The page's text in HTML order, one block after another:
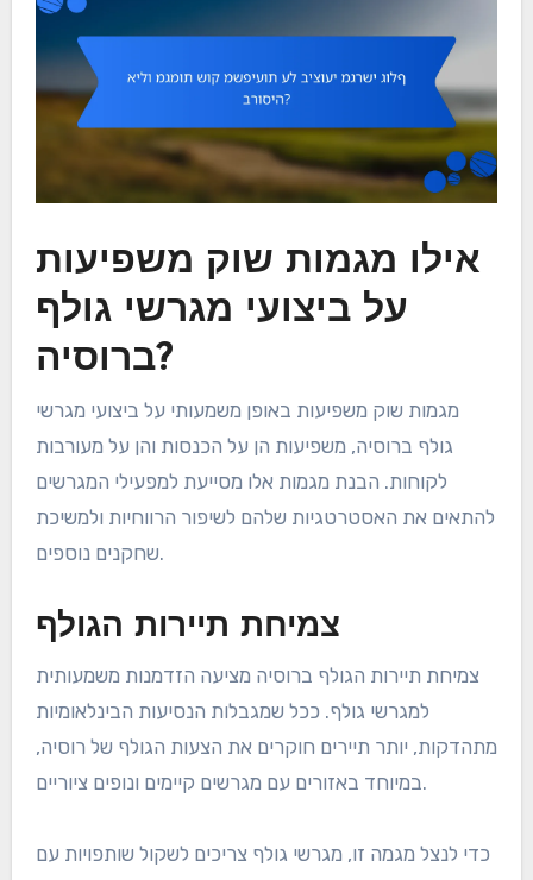
אילו מגמות שוק משפיעות
על ביצועי מגרשי גולף
ברוסיה?
מגמות שוק משפיעות באופן משמעותי על ביצועי מגרשי
גולף ברוסיה, משפיעות הן על הכנסות והן על מעורבות
לקוחות. הבנת מגמות אלו מסייעת למפעילי המגרשים
להתאים את האסטרטגיות שלהם לשיפור הרווחיות ולמשיכת
שחקנים נוספים.
צמיחת תיירות הגולף
צמיחת תיירות הגולף ברוסיה מציעה הזדמנות משמעותית
למגרשי גולף. ככל שמגבלות הנסיעות הבינלאומיות
מתהדקות, יותר תיירים חוקרים את הצעות הגולף של רוסיה,
במיוחד באזורים עם מגרשים קיימים ונופים ציוריים.
כדי לנצל מגמה זו, מגרשי גולף צריכים לשקול שותפויות עם